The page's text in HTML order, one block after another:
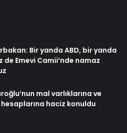
Bir yanda ABD, bir yanda
de Emevi Camii’nde namaz
mal varlıklarına ve
haciz konuldu